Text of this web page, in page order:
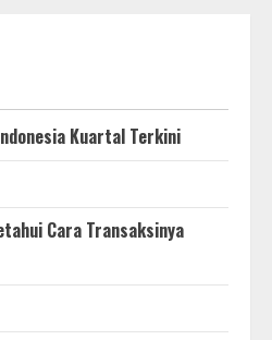
Kuartal Terkini
Cara Transaksinya